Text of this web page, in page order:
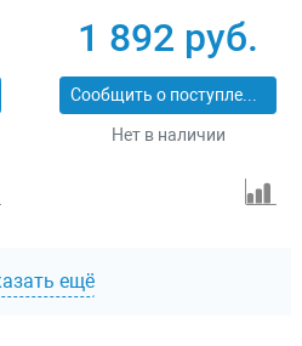
1 892 руб.
Сообщить о поступлении
Нет в наличии
ещё